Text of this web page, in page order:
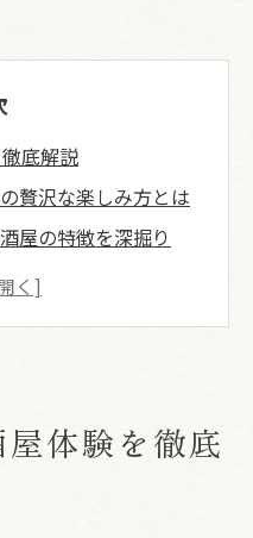
底解説
贅沢な楽しみ方とは
屋の特徴を深掘り
ない満足ポイント
昧と地酒の組み合わ
体験を徹底